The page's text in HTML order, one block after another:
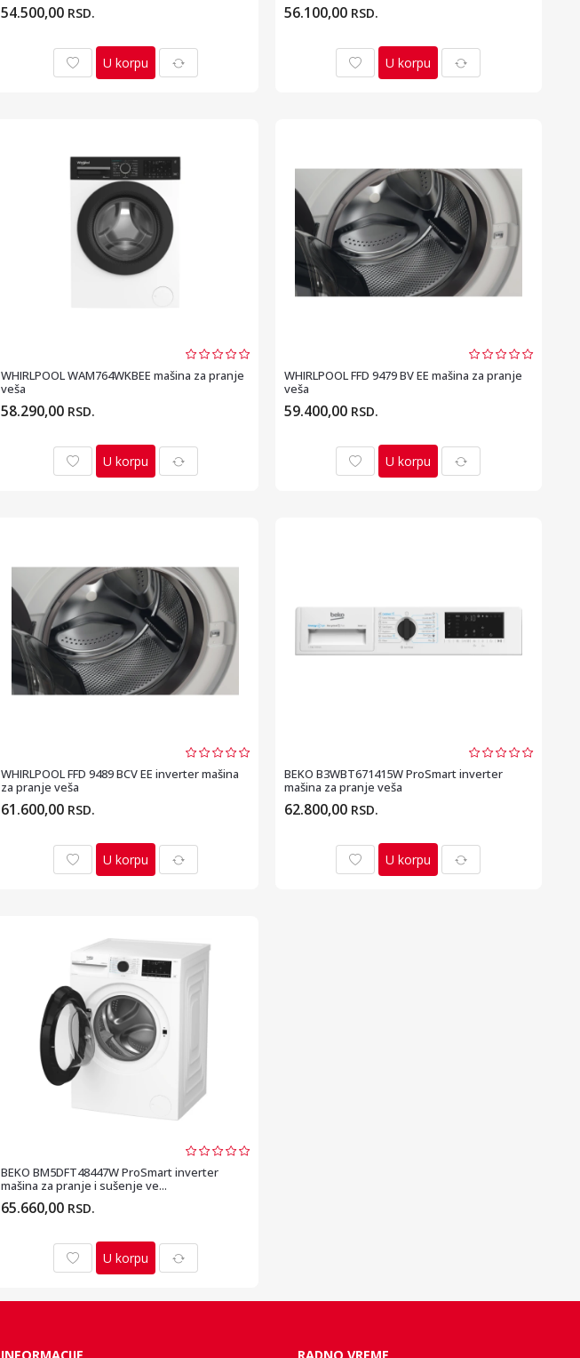
54.500,00 RSD.
U korpu
56.100,00 RSD.
U korpu
WHIRLPOOL WAM764WKBEE mašina za pranje
veša
58.290,00 RSD.
U korpu
WHIRLPOOL FFD 9479 BV EE mašina za pranje
veša
59.400,00 RSD.
U korpu
WHIRLPOOL FFD 9489 BCV EE inverter mašina
za pranje veša
61.600,00 RSD.
U korpu
BEKO B3WBT671415W ProSmart inverter
mašina za pranje veša
62.800,00 RSD.
U korpu
BEKO BM5DFT48447W ProSmart inverter
mašina za pranje i sušenje ve...
65.660,00 RSD.
U korpu